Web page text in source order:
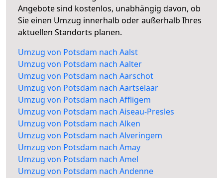
Angebote sind kostenlos, unabhängig davon, ob
Sie einen Umzug innerhalb oder außerhalb Ihres
aktuellen Standorts planen.
Umzug von Potsdam nach Aalst
Umzug von Potsdam nach Aalter
Umzug von Potsdam nach Aarschot
Umzug von Potsdam nach Aartselaar
Umzug von Potsdam nach Affligem
Umzug von Potsdam nach Aiseau-Presles
Umzug von Potsdam nach Alken
Umzug von Potsdam nach Alveringem
Umzug von Potsdam nach Amay
Umzug von Potsdam nach Amel
Umzug von Potsdam nach Andenne